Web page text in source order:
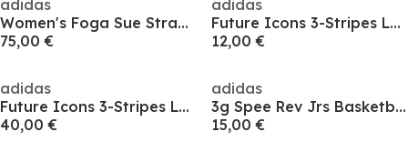
adidas
Women's Foga Sue Strappy Muscle Vest
75,00 €
adidas
Future Icons 3-Stripes Leggings Womens
12,00 €
adidas
Future Icons 3-Stripes Leggings Womens
40,00 €
adidas
3g Spee Rev Jrs Basketball Jersey Mens
15,00 €